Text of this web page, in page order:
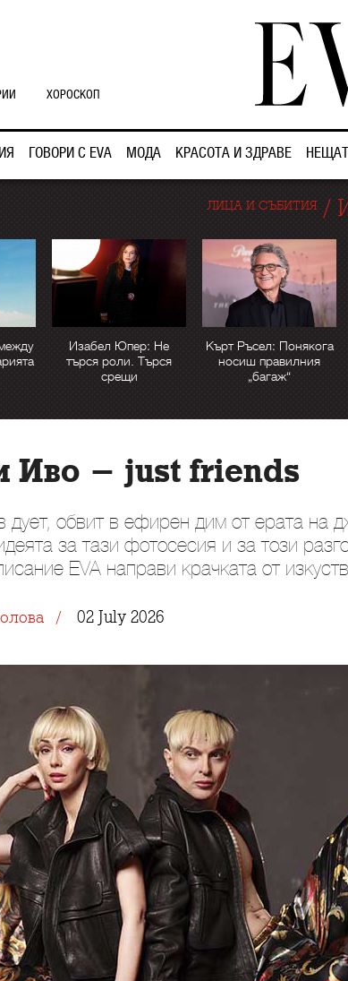
ГОВОРИ С EVA МОДА КРАСОТА И ЗДРАВЕ
ХОРОСКОП
ЛИЦА И СЪБИТИЯ/
Изабел Юпер: Не
търся роли. Търся
срещи
Кърт Ръсел: Понякога
носиш правилния
„багаж“
Иво - just friends
дует, обвит в ефирен дим от ерата на
за тази фотосесия и за този
EVA направи крачката от
02 July 2026